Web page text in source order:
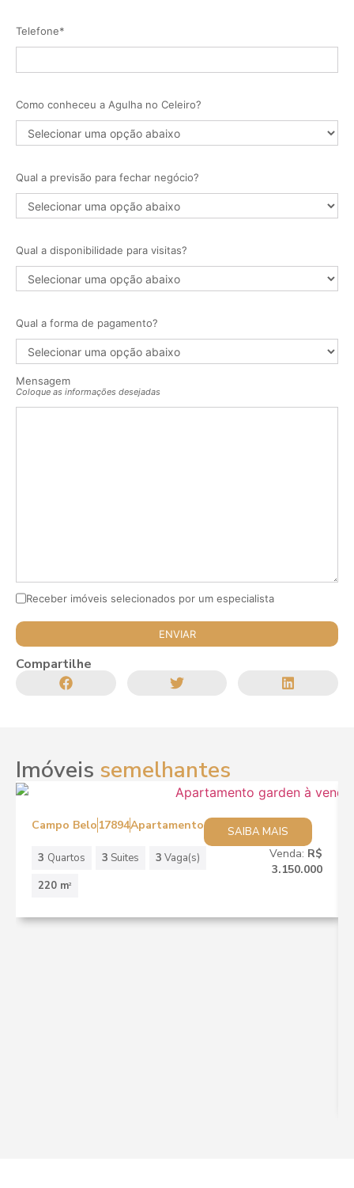
Telefone*
Como conheceu a Agulha no Celeiro?
Qual a previsão para fechar negócio?
Qual a disponibilidade para visitas?
Qual a forma de pagamento?
Mensagem
Coloque as informações desejadas
Receber imóveis selecionados por um especialista
Compartilhe
Imóveis semelhantes
Campo Belo 17894Apartamento
SAIBA MAIS
3 Quartos 3 Suites 3 Vaga(s)
220 m2
Venda: R$
3.150.000